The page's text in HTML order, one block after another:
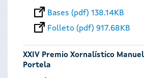
Bases (pdf) 138.14KB
Folleto (pdf) 917.68KB
XXIV Premio Xornalístico
Portela